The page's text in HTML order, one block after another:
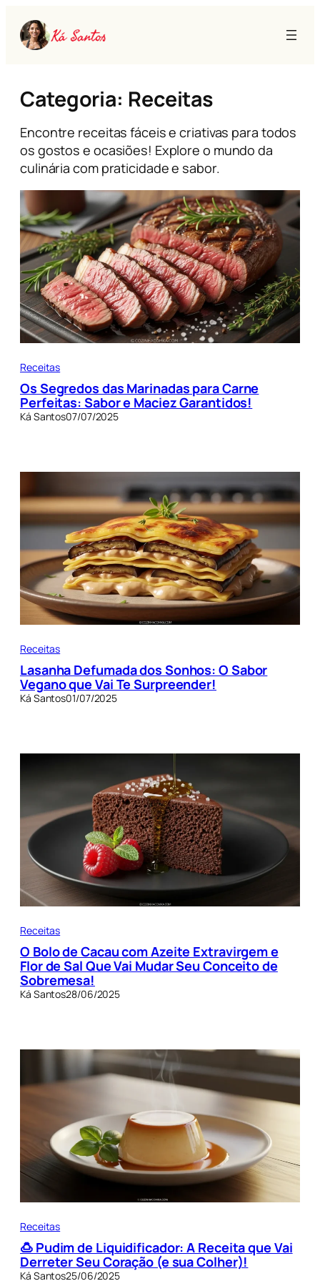
para
Categoria: Receitas
Encontre receitas fáceis e criativas para todos
os gostos e ocasiões! Explore o mundo da
culinária com praticidade e sabor.
Receitas
Os Segredos das Marinadas para Carne
Perfeitas: Sabor e Maciez Garantidos!
Ká Santos07/07/2025
Receitas
Lasanha Defumada dos Sonhos: O Sabor
Vegano que Vai Te Surpreender!
Ká Santos01/07/2025
Receitas
O Bolo de Cacau com Azeite Extravirgem e
Flor de Sal Que Vai Mudar Seu Conceito de
Sobremesa!
Ká Santos28/06/2025
Receitas
🍮 Pudim de Liquidificador: A Receita que Vai
Derreter Seu Coração (e sua Colher)!
Ká Santos25/06/2025